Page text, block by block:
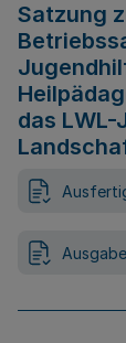
Satzung
das